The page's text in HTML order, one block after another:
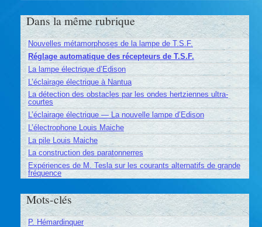
Dans la même rubrique
Nouvelles métamorphoses de la lampe de T.S.F.
Réglage automatique des récepteurs de T.S.F.
La lampe électrique d’Edison
L’éclairage électrique à Nantua
La détection des obstacles par les ondes hertziennes ultra-
courtes
L’éclairage électrique — La nouvelle lampe d’Edison
L’électrophone Louis Maiche
La pile Louis Maiche
La construction des paratonnerres
Expériences de M. Tesla sur les courants alternatifs de grande
fréquence
Mots-clés
P. Hémardinquer